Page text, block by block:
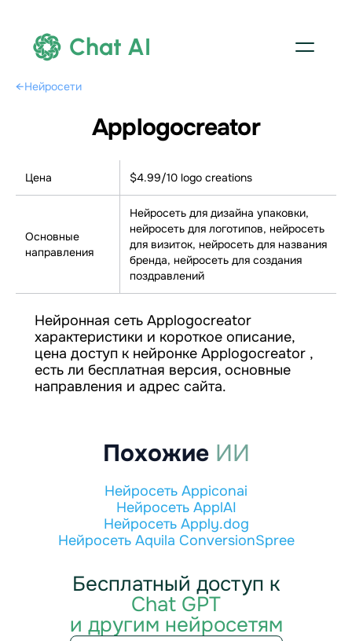
Chat AI
←Нейросети
Applogocreator
Цена $4.99/10 logo creations
Основные
направления
Нейросеть для дизайна упаковки,
нейросеть для логотипов, нейросеть
для визиток, нейросеть для названия
бренда, нейросеть для создания
поздравлений
Нейронная сеть Applogocreator
характеристики и короткое описание,
цена доступ к нейронке Applogocreator ,
есть ли бесплатная версия, основные
направления и адрес сайта.
Похожие ИИ
Нейросеть Appiconai
Нейросеть ApplAI
Нейросеть Apply.dog
Нейросеть Aquila ConversionSpree
Бесплатный доступ к
Chat GPT
и другим нейросетям